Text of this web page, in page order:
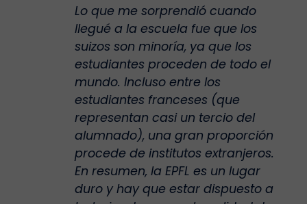
Lo que me sorprendió cuando
llegué a la escuela fue que los
suizos son minoría, ya que los
estudiantes proceden de todo el
mundo. Incluso entre los
estudiantes franceses (que
representan casi un tercio del
alumnado), una gran proporción
procede de institutos extranjeros.
En resumen, la EPFL es un lugar
duro y hay que estar dispuesto a